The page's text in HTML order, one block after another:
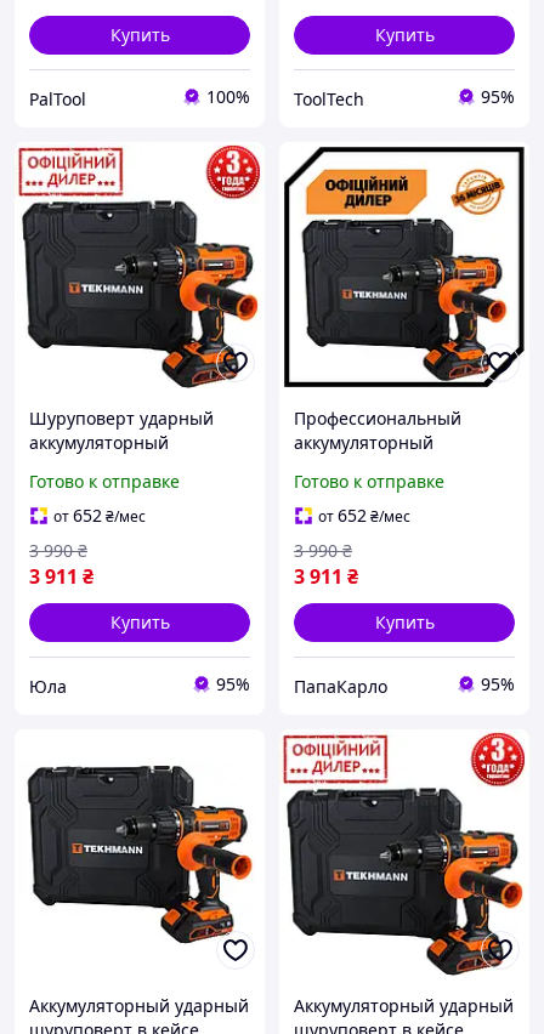
Купить
PalTool 100%
Купить
ToolTech 95%
Шуруповерт ударный
аккумуляторный
kit (20 В, 2 А/ч,
двухскоростной)
Готово к отправке
от652₴/мес
3 911 ₴
3 990 ₴
Купить
Юла 95%
Профессиональный
аккумуляторный
Tekhmann PAK TCD-60/i20
kit (20 В, 2 А/ч,
двухскоростной)
Готово к отправке
от652₴/мес
3 911 ₴
3 990 ₴
Купить
ПапаКарло 95%
Аккумуляторный ударный
Аккумуляторный ударный